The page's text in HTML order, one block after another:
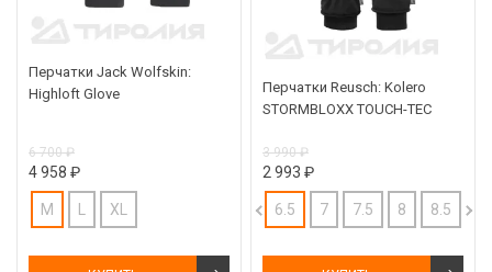
Перчатки Jack Wolfskin:
Highloft Glove
6 700 ₽
4 958 ₽
M XL
Перчатки Reusch: Kolero
STORMBLOXX TOUCH-TEC
3 990 ₽
2 993 ₽
6.5 7 7.5 8 8.5